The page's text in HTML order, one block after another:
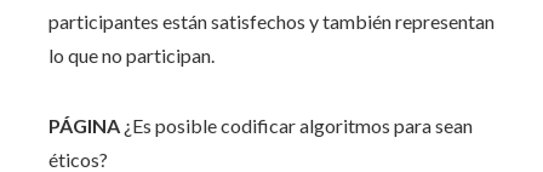
participantes están satisfechos y también representan
lo que no participan.
PÁGINA ¿Es posible codificar algoritmos para sean
éticos?